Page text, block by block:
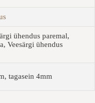
ühendus paremal,
Veesärgi ühendus
tagasein 4mm